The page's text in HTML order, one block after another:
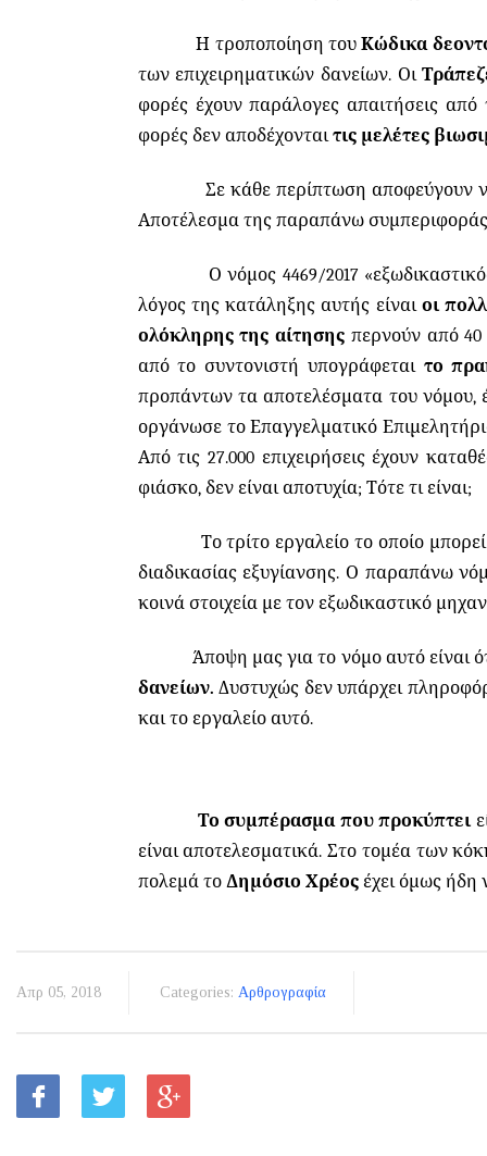
Η τροποποίηση τουΚώδικα
των επιχειρηματικών δανείων. Οι
φορές έχουν παράλογες απαιτήσεις
φορές δεν αποδέχονταιτις μελέτες
Σε κάθε περίπτωση αποφεύγουν
Αποτέλεσμα της παραπάνω συμπεριφοράς
Ο νόμος 4469/2017 «εξωδικαστικός
λόγος της κατάληξης αυτής είναι οι
ολόκληρης της αίτησης περνούν από 40
από το συντονιστή υπογράφεται το
προπάντων τα αποτελέσματα του νόμου,
οργάνωσε το Επαγγελματικό
Από τις 27.000 επιχειρήσεις έχουν
φιάσκο, δεν είναι αποτυχία; Τότε τι είναι;
Το τρίτο εργαλείο το οποίο μπορεί να
διαδικασίας εξυγίανσης. Ο παραπάνω
κοινά στοιχεία με τον εξωδικαστικό
Άποψη μας για το νόμο αυτό είναι ότι
δανείων.Δυστυχώς δεν υπάρχει
και το εργαλείο αυτό.
Το συμπέρασμα που προκύπτει
είναι αποτελεσματικά. Στο τομέα των
πολεμά το Δημόσιο Χρέοςέχει όμως ήδη
Απρ 05, 2018 Categories: Αρθρογραφία